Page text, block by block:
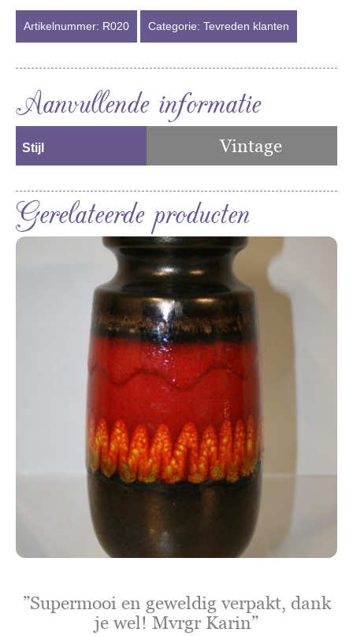
Artikelnummer: R020 Categorie: Tevreden klanten
Aanvullende informatie
Stijl Vintage
Gerelateerde producten
”Supermooi en geweldig verpakt, dank
je wel! Mvrgr Karin”